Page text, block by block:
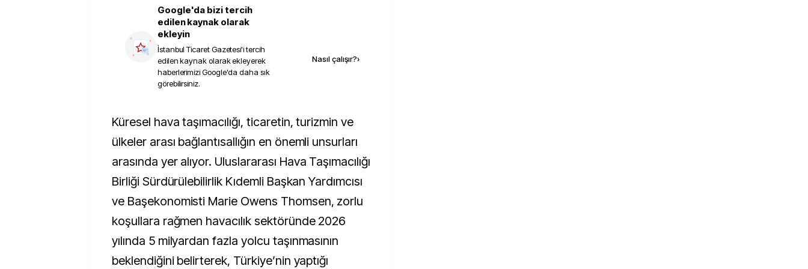
Google'da bizi tercih
edilen kaynak olarak
ekleyin
İstanbul Ticaret Gazetesi'i tercih
edilen kaynak olarak ekleyerek
haberlerimizi Google'da daha sık
görebilirsiniz.
Nasıl çalışır?›
Küresel hava taşımacılığı, ticaretin, turizmin ve
ülkeler arası bağlantısallığın en önemli unsurları
arasında yer alıyor. Uluslararası Hava Taşımacılığı
Birliği Sürdürülebilirlik Kıdemli Başkan Yardımcısı
ve Başekonomisti Marie Owens Thomsen, zorlu
koşullara rağmen havacılık sektöründe 2026
yılında 5 milyardan fazla yolcu taşınmasının
beklendiğini belirterek, Türkiye’nin yaptığı